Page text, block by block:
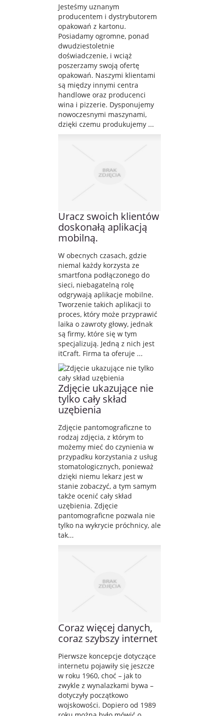
Jesteśmy uznanym
producentem i dystrybutorem
opakowań z kartonu.
Posiadamy ogromne, ponad
dwudziestoletnie
doświadczenie, i wciąż
poszerzamy swoją ofertę
opakowań. Naszymi klientami
są między innymi centra
handlowe oraz producenci
wina i pizzerie. Dysponujemy
nowoczesnymi maszynami,
dzięki czemu produkujemy ...
Uracz swoich klientów
doskonałą aplikacją
mobilną.
W obecnych czasach, gdzie
niemal każdy korzysta ze
smartfona podłączonego do
sieci, niebagatelną rolę
odgrywają aplikacje mobilne.
Tworzenie takich aplikacji to
proces, który może przyprawić
laika o zawroty głowy, jednak
są firmy, które się w tym
specjalizują. Jedną z nich jest
itCraft. Firma ta oferuje ...
Zdjęcie ukazujące nie
tylko cały skład
uzębienia
Zdjęcie pantomograficzne to
rodzaj zdjęcia, z którym to
możemy mieć do czynienia w
przypadku korzystania z usług
stomatologicznych, ponieważ
dzięki niemu lekarz jest w
stanie zobaczyć, a tym samym
także ocenić cały skład
uzębienia. Zdjęcie
pantomograficne pozwala nie
tylko na wykrycie próchnicy, ale
tak...
Coraz więcej danych,
coraz szybszy internet
Pierwsze koncepcje dotyczące
internetu pojawiły się jeszcze
w roku 1960, choć – jak to
zwykle z wynalazkami bywa –
dotyczyły początkowo
wojskowości. Dopiero od 1989